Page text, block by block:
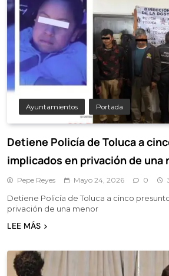
Ayuntamientos Portada
Detiene Policía de Toluca a
implicados en privación de una
Pepe Reyes Mayo 24, 2026 0
Detiene Policía de Toluca a cinco
privación de una menor
LEE MÁS